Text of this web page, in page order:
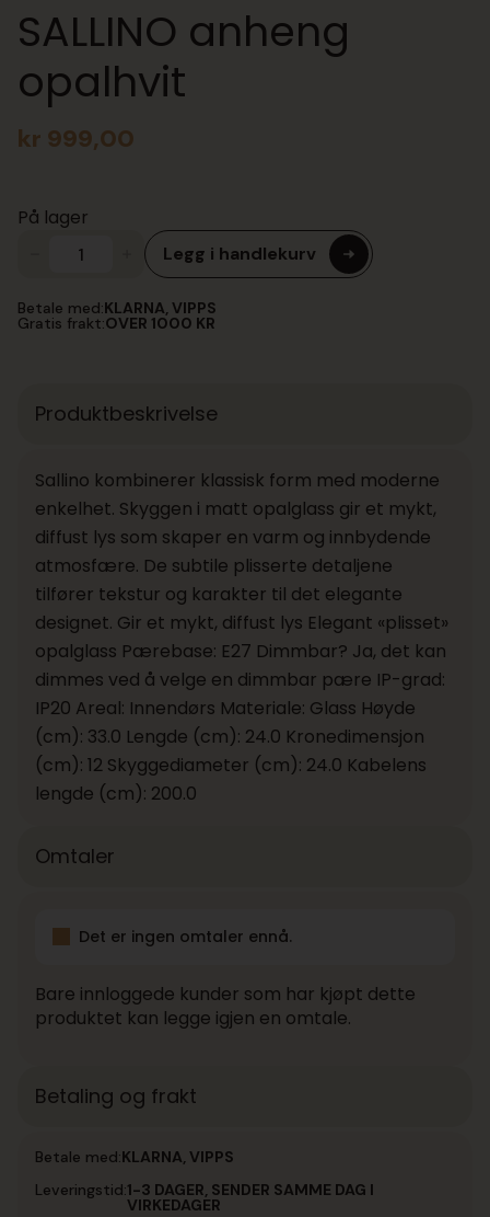
SALLINO anheng
opalhvit
kr 999,00
På lager
SALLINO
antall
Legg i handlekurv
Betale med:KLARNA, VIPPS
Gratis frakt:OVER 1000 KR
Produktbeskrivelse
Sallino kombinerer klassisk form med moderne
enkelhet. Skyggen i matt opalglass gir et mykt,
diffust lys som skaper en varm og innbydende
atmosfære. De subtile plisserte detaljene
tilfører tekstur og karakter til det elegante
designet. Gir et mykt, diffust lys Elegant «plisset»
opalglass Pærebase: E27 Dimmbar? Ja, det kan
dimmes ved å velge en dimmbar pære IP-grad:
IP20 Areal: Innendørs Materiale: Glass Høyde
(cm): 33.0 Lengde (cm): 24.0 Kronedimensjon
(cm): 12 Skyggediameter (cm): 24.0 Kabelens
lengde (cm): 200.0
Omtaler
Det er ingen omtaler ennå.
Bare innloggede kunder som har kjøpt dette
produktet kan legge igjen en omtale.
Betaling og frakt
Betale med:KLARNA, VIPPS
Leveringstid:1-3 DAGER, SENDER SAMME DAG I
VIRKEDAGER